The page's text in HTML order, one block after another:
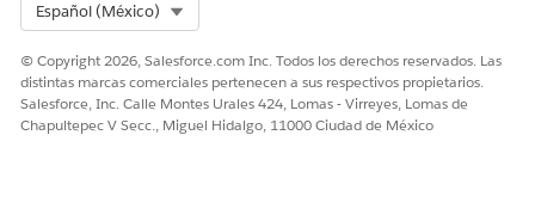
Español (México)
© Copyright 2026, Salesforce.com Inc. Todos los derechos reservados. Las
distintas marcas comerciales pertenecen a sus respectivos propietarios.
Salesforce, Inc. Calle Montes Urales 424, Lomas - Virreyes, Lomas de
Chapultepec V Secc., Miguel Hidalgo, 11000 Ciudad de México